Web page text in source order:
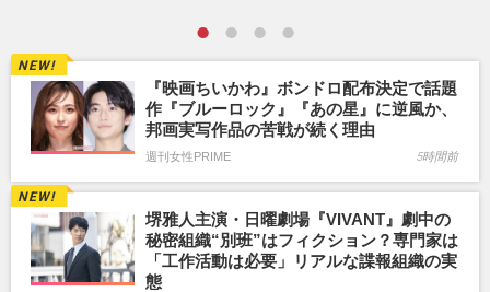
『映画ちいかわ』ボンドロ配布決定で話題
作『ブルーロック』『あの星』に逆風か、
邦画実写作品の苦戦が続く理由
週刊女性PRIME 5時間前
堺雅人主演・日曜劇場『VIVANT』劇中の
秘密組織“別班”はフィクション？専門家は
「工作活動は必要」リアルな諜報組織の実
態